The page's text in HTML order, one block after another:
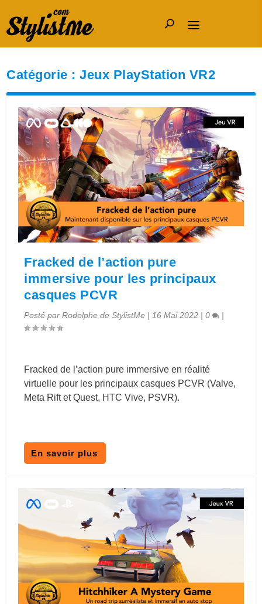
Catégorie :Jeux PlayStation VR2
Fracked de l’action pure
immersive pour les principaux
casques PCVR
Posté parRodolphe de StylistMe |16 Mai 2022 |0 |
Fracked de l’action pure immersive en réalité
virtuelle pour les principaux casques PCVR (Valve,
Meta Rift et Quest, HTC Vive, PSVR).
En savoir plus